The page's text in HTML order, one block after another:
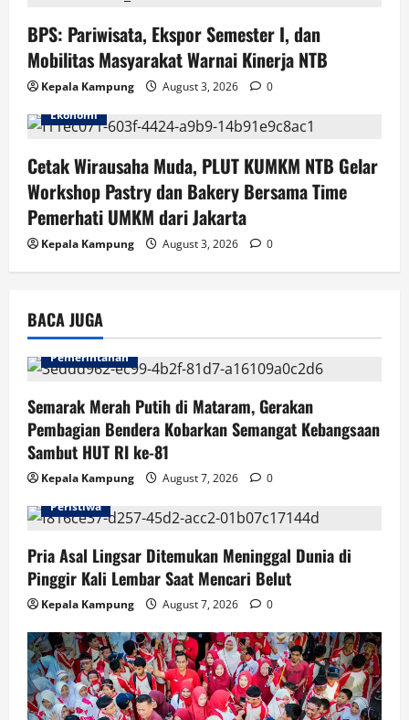
o
n
BPS: Pariwisata, Ekspor Semester I, dan
Mobilitas Masyarakat Warnai Kinerja NTB
Kepala Kampung August 3, 2026
0
Ekonomi
Cetak Wirausaha Muda, PLUT KUMKM NTB Gelar
Workshop Pastry dan Bakery Bersama Time
Pemerhati UMKM dari Jakarta
Kepala Kampung August 3, 2026 0
BACA JUGA
Pemerintahan
Semarak Merah Putih di Mataram, Gerakan
Pembagian Bendera Kobarkan Semangat Kebangsaan
Sambut HUT RI ke-81
Kepala Kampung August 7, 2026
0
Peristiwa
Pria Asal Lingsar Ditemukan Meninggal Dunia di
Pinggir Kali Lembar Saat Mencari Belut
Kepala Kampung August 7, 2026 0